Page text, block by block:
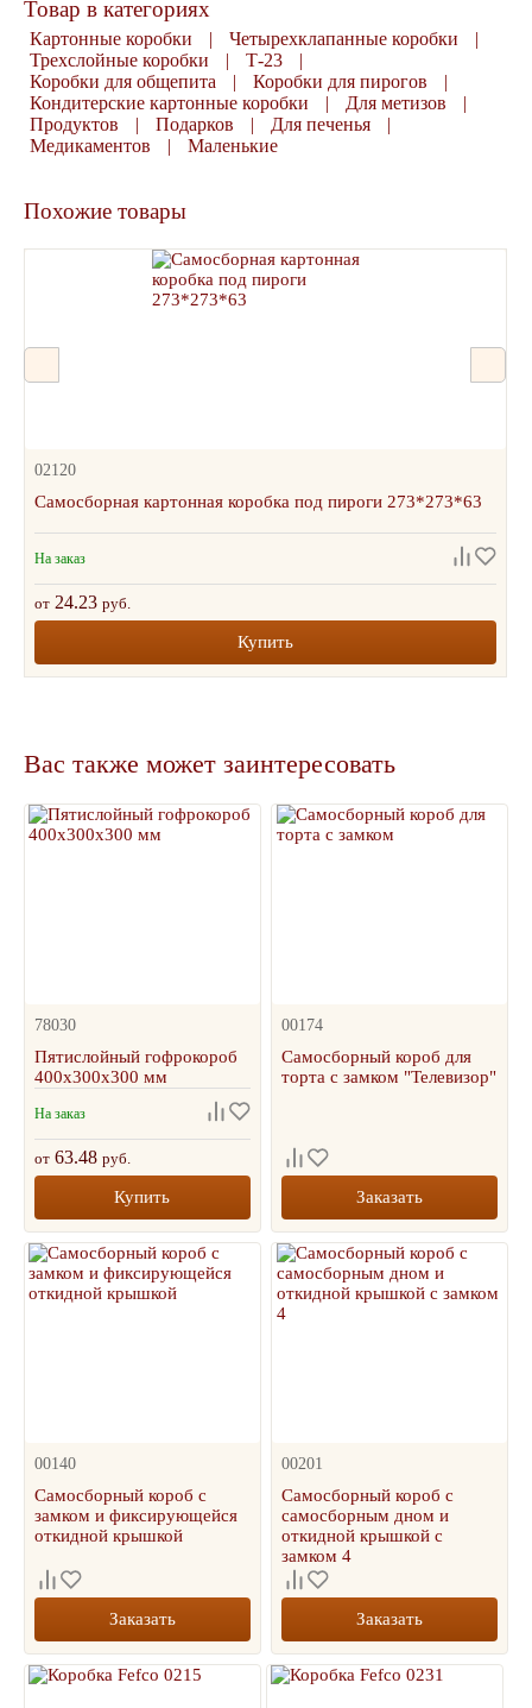
Товар в категориях
Картонные коробки | Четырехклапанные коробки
|
Трехслойные коробки
| Т-23
|
Коробки для общепита
| Коробки для пирогов
|
Кондитерские картонные коробки
| Для метизов
|
Продуктов
| Подарков | Для печенья
|
Медикаментов
| Маленькие
Похожие товары
02120
Самосборная картонная коробка под пироги 273*273*63
На заказ
от 24.23 руб.
Купить
Вас также может заинтересовать
78030
Пятислойный гофрокороб
400х300х300 мм
На заказ
от 63.48 руб.
Купить
00174
Самосборный короб для
торта с замком "Телевизор"
Заказать
00140
Самосборный короб с
замком и фиксирующейся
откидной крышкой
Заказать
00201
Самосборный короб с
самосборным дном и
откидной крышкой с
замком 4
Заказать